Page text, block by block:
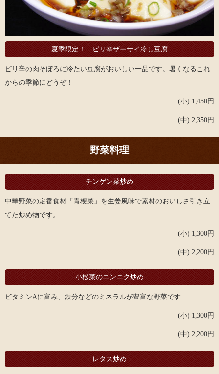
夏季限定！ ピリ辛ザーサイ冷し豆腐
ピリ辛の肉そぼろに冷たい豆腐がおいしい一品です。暑くなるこれ
からの季節にどうぞ！
(小) 1,450円
(中) 2,350円
野菜料理
チンゲン菜炒め
中華野菜の定番食材「青梗菜」を生姜風味で素材のおいしさ引き立
てた炒め物です。
(小) 1,300円
(中) 2,200円
小松菜のニンニク炒め
ビタミンAに富み、鉄分などのミネラルが豊富な野菜です
(小) 1,300円
(中) 2,200円
レタス炒め